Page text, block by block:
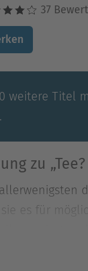
37
weitere Titel
zu
es für
es für